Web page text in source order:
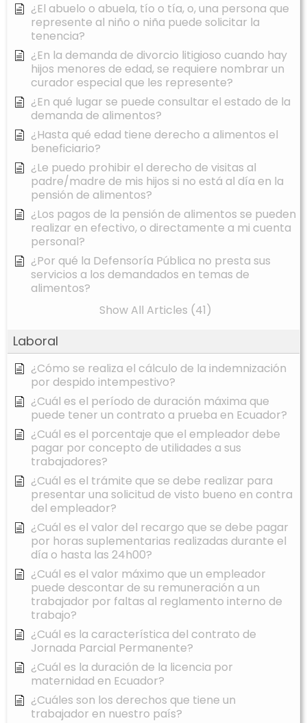
¿El abuelo o abuela, tío o tía, o, una persona que
represente al niño o niña puede solicitar la
tenencia?
¿En la demanda de divorcio litigioso cuando hay
hijos menores de edad, se requiere nombrar un
curador especial que les represente?
¿En qué lugar se puede consultar el estado de la
demanda de alimentos?
¿Hasta qué edad tiene derecho a alimentos el
beneficiario?
¿Le puedo prohibir el derecho de visitas al
padre/madre de mis hijos si no está al día en la
pensión de alimentos?
¿Los pagos de la pensión de alimentos se pueden
realizar en efectivo, o directamente a mi cuenta
personal?
¿Por qué la Defensoría Pública no presta sus
servicios a los demandados en temas de
alimentos?
Show All Articles (41)
Laboral
¿Cómo se realiza el cálculo de la indemnización
por despido intempestivo?
¿Cuál es el período de duración máxima que
puede tener un contrato a prueba en Ecuador?
¿Cuál es el porcentaje que el empleador debe
pagar por concepto de utilidades a sus
trabajadores?
¿Cuál es el trámite que se debe realizar para
presentar una solicitud de visto bueno en contra
del empleador?
¿Cuál es el valor del recargo que se debe pagar
por horas suplementarias realizadas durante el
día o hasta las 24h00?
¿Cuál es el valor máximo que un empleador
puede descontar de su remuneración a un
trabajador por faltas al reglamento interno de
trabajo?
¿Cuál es la característica del contrato de
Jornada Parcial Permanente?
¿Cuál es la duración de la licencia por
maternidad en Ecuador?
¿Cuáles son los derechos que tiene un
trabajador en nuestro país?